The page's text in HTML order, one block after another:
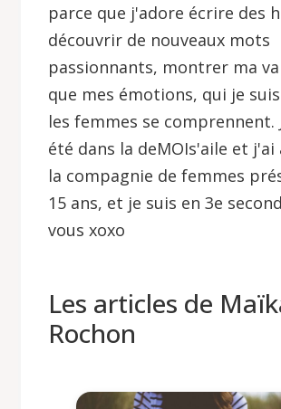
parce que j'adore écrire des
découvrir de nouveaux mots
passionnants, montrer ma
que mes émotions, qui je
les femmes se comprennent.
été dans la deMOIs'aile et j'ai
la compagnie de femmes
15 ans, et je suis en 3e
vous xoxo
Les articles de
Rochon